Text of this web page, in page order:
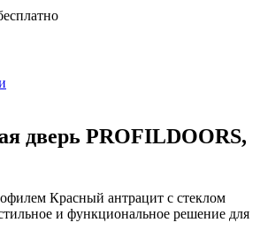
дверь PROFILDOORS,
Красный антрацит с стеклом
и функциональное решение для